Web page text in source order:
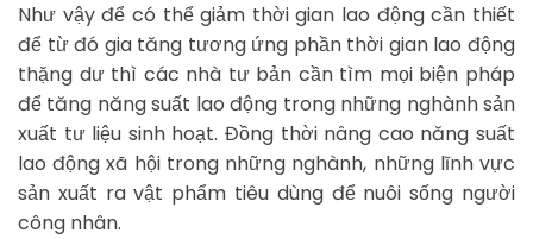
Như vậy để có thể giảm thời gian lao động cần thiết
để từ đó gia tăng tương ứng phần thời gian lao động
thặng dư thì các nhà tư bản cần tìm mọi biện pháp
để tăng năng suất lao động trong những nghành sản
xuất tư liệu sinh hoạt. Đồng thời nâng cao năng suất
lao động xã hội trong những nghành, những lĩnh vực
sản xuất ra vật phẩm tiêu dùng để nuôi sống người
công nhân.